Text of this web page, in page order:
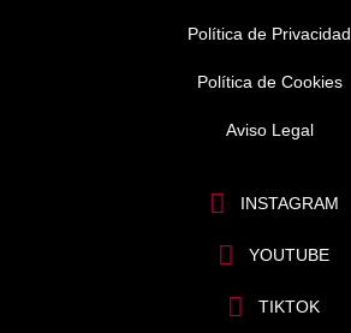
Política de Privacidad
Política de Cookies
Aviso Legal
INSTAGRAM
YOUTUBE
TIKTOK